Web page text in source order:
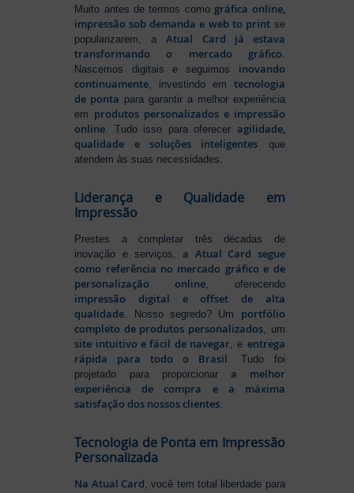
Muito antes de termos como gráfica online,
impressão sob demanda e web to printse
popularizarem, aAtual Card já estava
transformando o mercado gráfico.
Nascemos digitais e seguimos inovando
continuamente, investindo em tecnologia
de ponta para garantir a melhor experiência
em produtos personalizados e impressão
online. Tudo isso para oferecer agilidade,
qualidade e soluções inteligentes que
atendem às suas necessidades.
Liderança e Qualidade em
Impressão
Prestes a completar três décadas de
inovação e serviços,a Atual Card segue
como referência no mercado gráfico e de
personalização online, oferecendo
impressão digital e offset de alta
qualidade . Nosso segredo? Um portfólio
completo de produtos personalizados , um
site intuitivo e fácil de navegar , e entrega
rápida para todo o Brasil . Tudo foi
projetado para proporcionara melhor
experiência de compra e a máxima
satisfação dos nossos clientes
Tecnologia de Ponta em Impressão
Personalizada
Na Atual Card , você tem total liberdade para